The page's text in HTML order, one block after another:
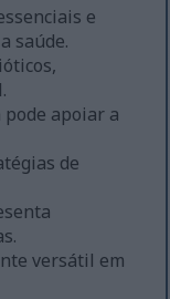
e
saúde.
apoiar a
de
versátil em